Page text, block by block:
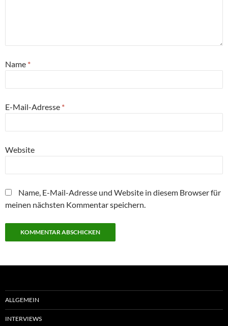
Name *
E-Mail-Adresse *
Website
Name, E-Mail-Adresse und Website in diesem Browser für
meinen nächsten Kommentar speichern.
ALLGEMEIN
INTERVIEWS